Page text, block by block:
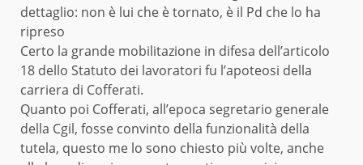
dettaglio: non è lui che è tornato, è il Pd che lo ha
ripreso
Certo la grande mobilitazione in difesa dell’articolo
18 dello Statuto dei lavoratori fu l’apoteosi della
carriera di Cofferati.
Quanto poi Cofferati, all’epoca segretario generale
della Cgil, fosse convinto della funzionalità della
tutela, questo me lo sono chiesto più volte, anche